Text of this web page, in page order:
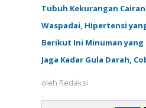
Tubuh Kekurangan
Waspadai, Hipertensi
Berikut Ini Minuman yang
Jaga Kadar Gula Darah,
oleh Redaksi